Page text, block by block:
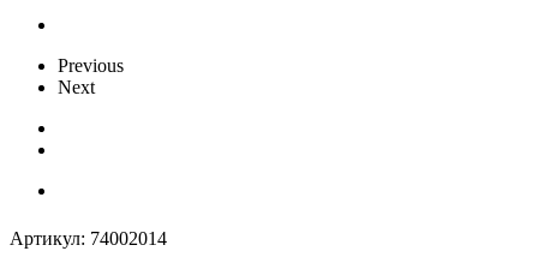
Previous
Next
Артикул: 74002014